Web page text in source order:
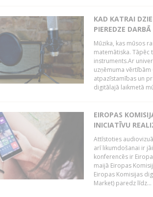
KAD KATRAI
PIEREDZE
Mūzika, kas mūsos
matemātiska. Tāpēc
instruments.Ar
uzņēmuma
atpazīstamības un
digitālajā laikmetā
EIROPAS
INICIATĪVU
Attīstoties
arī likumdošanai ir
konferencēs ir
maijā Eiropas
Eiropas Komisijas
Market) paredz līdz...